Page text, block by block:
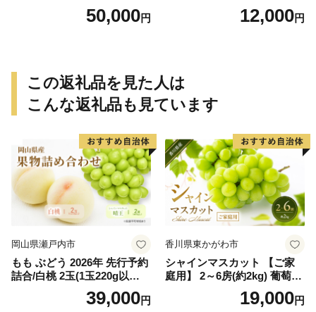
ップ付約14.5～15kg 約60～
50,000円
g保証分 11月から12月下旬ま
でに順次発送致します。 / 訳
12,000円
この返礼品を見た人は
こんな返礼品も見ています
岡山県瀬戸内市
もも ぶどう 2026年 先行予約
詰合/白桃 2玉(1玉220g以
上)・シャインマスカット 晴
39,000円
香川県東かがわ市
シャインマスカット 【ご家
庭用】 2～6房(約2kg) 葡萄 ぶ
どう ブドウ フルーツ 果物 く
だもの 果実 旬の果物 旬のフ
19,000円